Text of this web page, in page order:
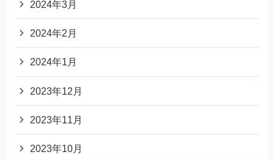
2024年3月
2024年2月
2024年1月
2023年12月
2023年11月
2023年10月